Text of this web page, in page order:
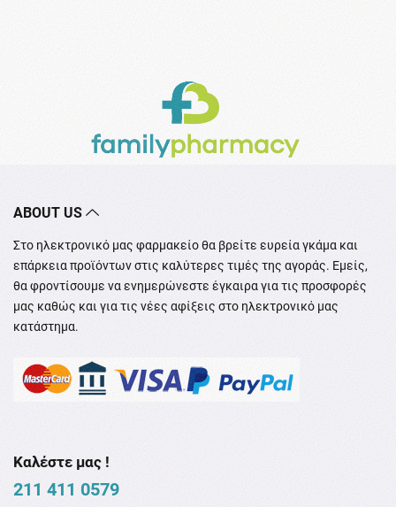
ABOUT US
Στο ηλεκτρονικό μας φαρμακείο θα βρείτε ευρεία γκάμα και
επάρκεια προϊόντων στις καλύτερες τιμές της αγοράς. Εμείς,
θα φροντίσουμε να ενημερώνεστε έγκαιρα για τις προσφορές
μας καθώς και για τις νέες αφίξεις στο ηλεκτρονικό μας
κατάστημα.
Καλέστε μας !
211 411 0579